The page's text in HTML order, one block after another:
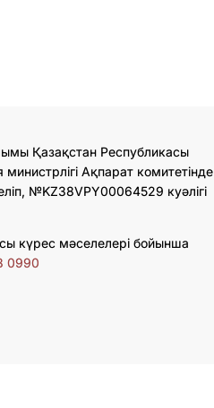
Қазақстан Республикасы
Ақпарат комитетінде
№KZ38VPY00064529 куәлігі
күрес мәселелері бойынша
0990